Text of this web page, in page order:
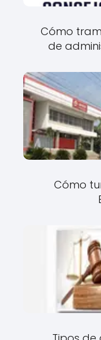
Cómo
de
Cómo